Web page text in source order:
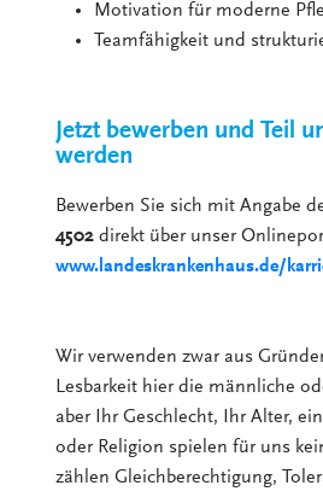
Motivation für moderne
Teamfähigkeit und
Jetzt bewerben und Teil
werden
Bewerben Sie sich mit Angabe
4502 direkt über unser
www.landeskrankenhaus.de/
Wir verwenden zwar aus
Lesbarkeit hier die männliche
aber Ihr Geschlecht, Ihr Alter,
oder Religion spielen für uns
zählen Gleichberechtigung,